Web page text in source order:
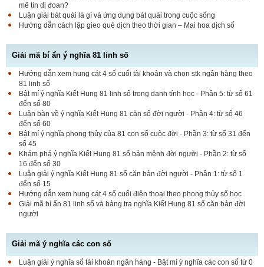
mê tín dị đoan?
Luận giải bát quái là gì và ứng dụng bát quái trong cuộc sống
Hướng dẫn cách lập gieo quẻ dịch theo thời gian – Mai hoa dịch số
Giải mã bí ẩn ý nghĩa 81 linh số
Hướng dẫn xem hung cát 4 số cuối tài khoản và chọn stk ngân hàng theo
81 linh số
Bật mí ý nghĩa Kiết Hung 81 linh số trong danh tính học - Phần 5: từ số 61
đến số 80
Luận bàn về ý nghĩa Kiết Hung 81 căn số đời người - Phần 4: từ số 46
đến số 60
Bật mí ý nghĩa phong thủy của 81 con số cuộc đời - Phần 3: từ số 31 đến
số 45
Khám phá ý nghĩa Kiết Hung 81 số bản mệnh đời người - Phần 2: từ số
16 đến số 30
Luận giải ý nghĩa Kiết Hung 81 số căn bản đời người - Phần 1: từ số 1
đến số 15
Hướng dẫn xem hung cát 4 số cuối điện thoại theo phong thủy số học
Giải mã bí ẩn 81 linh số và bảng tra nghĩa Kiết Hung 81 số căn bản đời
người
Giải mã ý nghĩa các con số
Luận giải ý nghĩa số tài khoản ngân hàng - Bật mí ý nghĩa các con số từ 0